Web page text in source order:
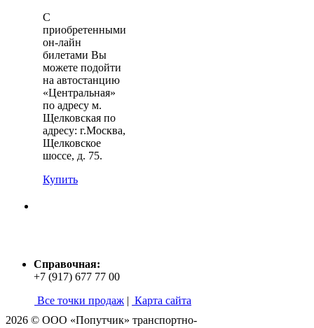
С
приобретенными
он-лайн
билетами Вы
можете подойти
на автостанцию
«Центральная»
по адресу м.
Щелковская по
адресу: г.Москва,
Щелковское
шоссе, д. 75.
Купить
Справочная:
+7 (917) 677 77 00
Все точки продаж | Карта сайта
2026 © ООО «Попутчик» транспортно-